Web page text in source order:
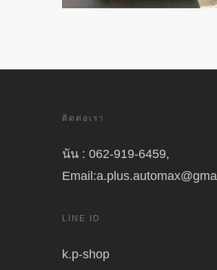
ติดต่อเรา
นัน : 062-919-6459,
LINE ID
k.p-shop